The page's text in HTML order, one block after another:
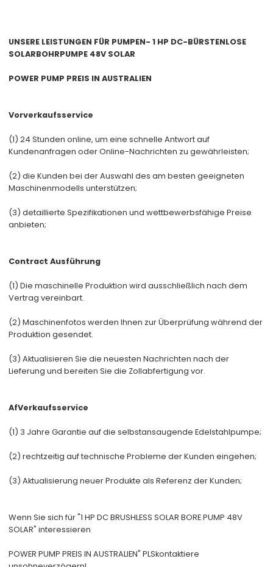
UNSERE LEISTUNGEN FÜR PUMPEN- 1 HP DC-BÜRSTENLOSE
SOLARBOHRPUMPE 48V SOLAR
POWER PUMP PREIS IN AUSTRALIEN
Vorverkaufsservice
(1) 24 Stunden online, um eine schnelle Antwort auf
Kundenanfragen oder Online-Nachrichten zu gewährleisten;
(2) die Kunden bei der Auswahl des am besten geeigneten
Maschinenmodells unterstützen;
(3) detaillierte Spezifikationen und wettbewerbsfähige Preise
anbieten;
Contract Ausführung
(1) Die maschinelle Produktion wird ausschließlich nach dem
Vertrag vereinbart.
(2) Maschinenfotos werden Ihnen zur Überprüfung während der
Produktion gesendet.
(3) Aktualisieren Sie die neuesten Nachrichten nach der
Lieferung und bereiten Sie die Zollabfertigung vor.
AfVerkaufsservice
(1) 3 Jahre Garantie auf die selbstansaugende Edelstahlpumpe;
(2) rechtzeitig auf technische Probleme der Kunden eingehen;
(3) Aktualisierung neuer Produkte als Referenz der Kunden;
Wenn Sie sich für "1 HP DC BRUSHLESS SOLAR BORE PUMP 48V
SOLAR" interessieren
POWER PUMP PREIS IN AUSTRALIEN" PLSkontaktiere